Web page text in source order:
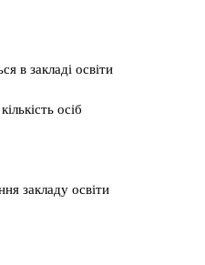
в закладі освіти
осіб
закладу освіти